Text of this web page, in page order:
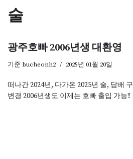
뛰
기
술
광주호빠 2006년생 대환영
기준 bucheonh2 2025년 01월 20일
떠나간 2024년, 다가온 2025년 술, 담배
변경 2006년생도 이제는 호빠 출입 가능!!